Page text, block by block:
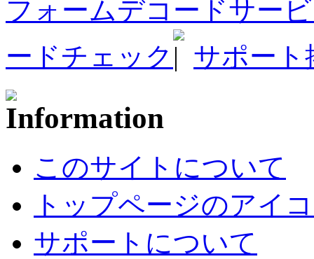
フォームデコードサー
ードチェック
サポート
このサイトについて
トップページのアイ
サポートについて